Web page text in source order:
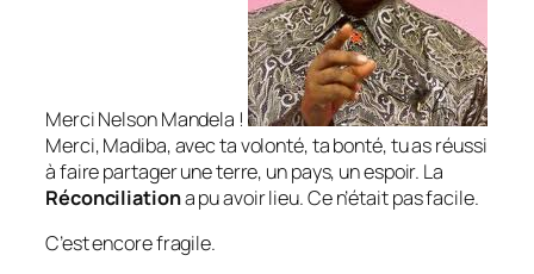
Merci Nelson Mandela !
Merci, Madiba, avec ta volonté, ta bonté, tu as réussi
à faire partager une terre, un pays, un espoir. La
Réconciliationa pu avoir lieu. Ce n’était pas facile.
C’est encore fragile.